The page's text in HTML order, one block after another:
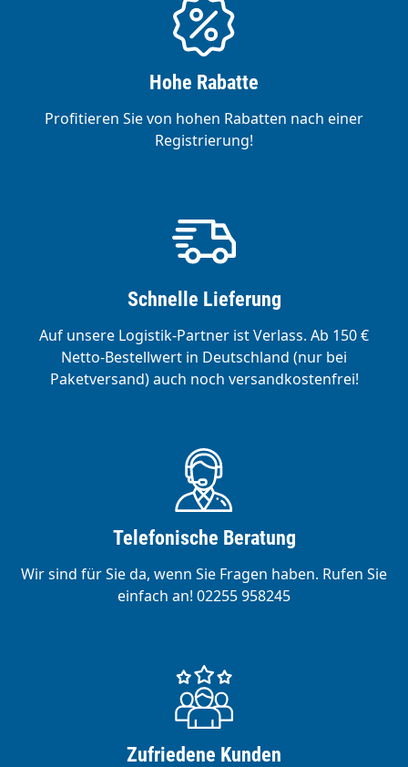
Hohe Rabatte
Profitieren Sie von hohen Rabatten nach einer
Registrierung!
Schnelle Lieferung
Auf unsere Logistik-Partner ist Verlass. Ab 150 €
Netto-Bestellwert in Deutschland (nur bei
Paketversand) auch noch versandkostenfrei!
Telefonische Beratung
Wir sind für Sie da, wenn Sie Fragen haben. Rufen Sie
einfach an! 02255 958245
Zufriedene Kunden